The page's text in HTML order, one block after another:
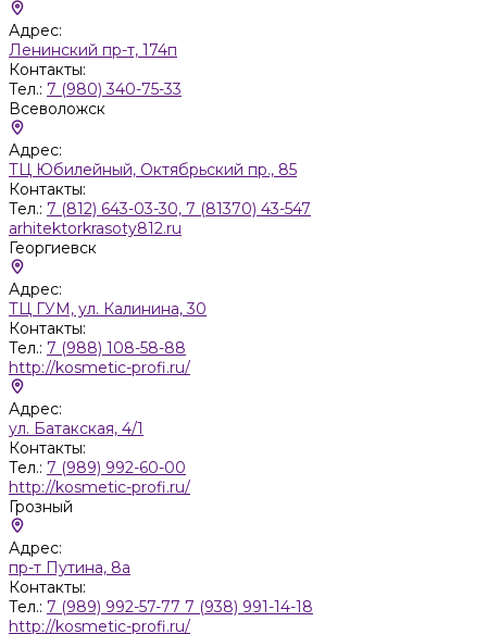
Адрес:
Ленинский пр-т, 174п
Контакты:
Тел.: 7 (980) 340-75-33
Всеволожск
Адрес:
ТЦ Юбилейный, Октябрьский пр., 85
Контакты:
Тел.: 7 (812) 643-03-30, 7 (81370) 43-547
arhitektorkrasoty812.ru
Георгиевск
Адрес:
ТЦ ГУМ, ул. Калинина, 30
Контакты:
Тел.: 7 (988) 108-58-88
http://kosmetic-profi.ru/
Адрес:
ул. Батакская, 4/1
Контакты:
Тел.: 7 (989) 992-60-00
http://kosmetic-profi.ru/
Грозный
Адрес:
пр-т Путина, 8а
Контакты:
Тел.: 7 (989) 992-57-77 7 (938) 991-14-18
http://kosmetic-profi.ru/